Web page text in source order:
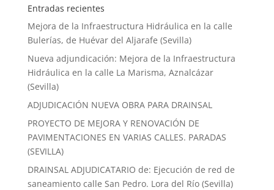
Entradas recientes
Mejora de la Infraestructura Hidráulica en la calle
Bulerías, de Huévar del Aljarafe (Sevilla)
Nueva adjundicación: Mejora de la Infraestructura
Hidráulica en la calle La Marisma, Aznalcázar
(Sevilla)
ADJUDICACIÓN NUEVA OBRA PARA DRAINSAL
PROYECTO DE MEJORA Y RENOVACIÓN DE
PAVIMENTACIONES EN VARIAS CALLES. PARADAS
(SEVILLA)
DRAINSAL ADJUDICATARIO de: Ejecución de red de
saneamiento calle San Pedro. Lora del Río (Sevilla)